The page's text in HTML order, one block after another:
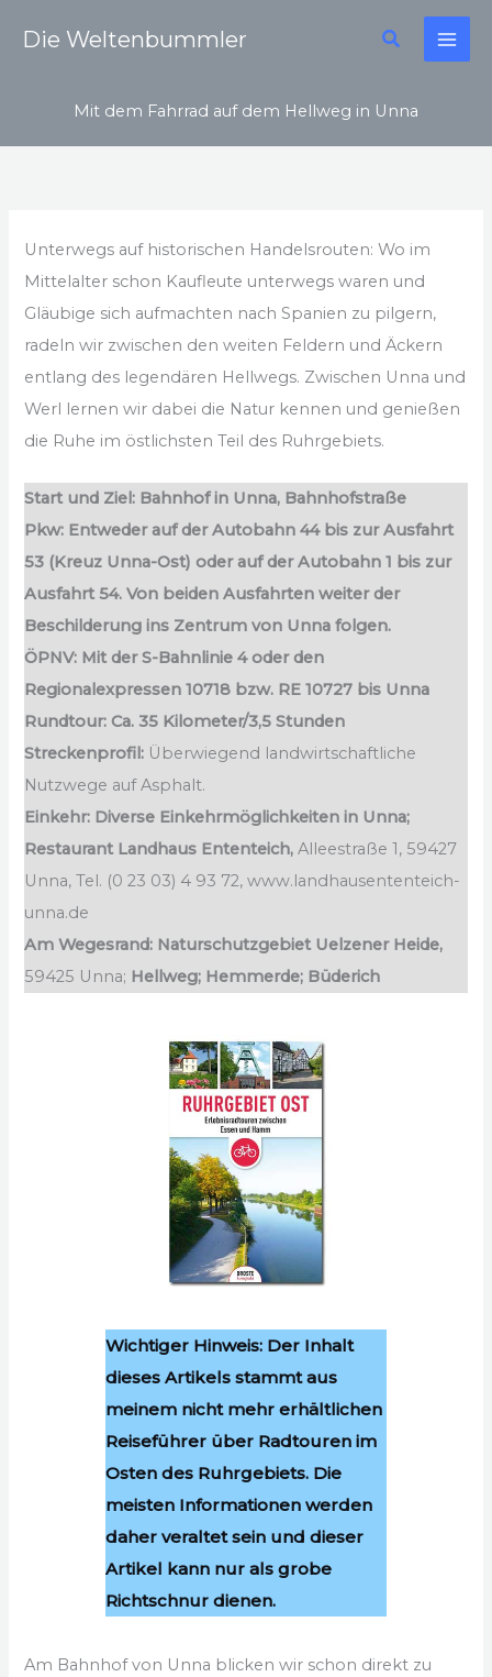
InhaltDie Weltenbummler Suchen
Mit dem Fahrrad auf dem Hellweg in Unna
Unterwegs auf historischen Handelsrouten: Wo im
Mittelalter schon Kaufleute unterwegs waren und
Gläubige sich aufmachten nach Spanien zu pilgern,
radeln wir zwischen den weiten Feldern und Äckern
entlang des legendären Hellwegs. Zwischen Unna und
Werl lernen wir dabei die Natur kennen und genießen
die Ruhe im östlichsten Teil des Ruhrgebiets.
Start und Ziel: Bahnhof in Unna, Bahnhofstraße
Pkw: Entweder auf der Autobahn 44 bis zur Ausfahrt
53 (Kreuz Unna-Ost) oder auf der Autobahn 1 bis zur
Ausfahrt 54. Von beiden Ausfahrten weiter der
Beschilderung ins Zentrum von Unna folgen.
ÖPNV: Mit der S-Bahnlinie 4 oder den
Regionalexpressen 10718 bzw. RE 10727 bis Unna
Rundtour: Ca. 35 Kilometer/3,5 Stunden
Streckenprofil: Überwiegend landwirtschaftliche
Nutzwege auf Asphalt.
Einkehr: Diverse Einkehrmöglichkeiten in Unna;
Restaurant Landhaus Ententeich, Alleestraße 1, 59427
Unna, Tel. (0 23 03) 4 93 72, www.landhausententeich-
unna.de
Am Wegesrand: Naturschutzgebiet Uelzener Heide,
59425 Unna; Hellweg; Hemmerde; Büderich
Wichtiger Hinweis: Der Inhalt
dieses Artikels stammt aus
meinem nicht mehr erhältlichen
Reiseführer über Radtouren im
Osten des Ruhrgebiets. Die
meisten Informationen werden
daher veraltet sein und dieser
Artikel kann nur als grobe
Richtschnur dienen.
Am Bahnhof von Unna blicken wir schon direkt zu